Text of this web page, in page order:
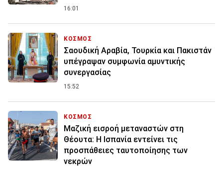
16:01
ΚΟΣΜΟΣ
Σαουδική Αραβία, Τουρκία και Πακιστάν
υπέγραψαν συμφωνία αμυντικής
συνεργασίας
15:52
ΚΟΣΜΟΣ
Μαζική εισροή μεταναστών στη
Θέουτα: Η Ισπανία εντείνει τις
προσπάθειες ταυτοποίησης των
νεκρών